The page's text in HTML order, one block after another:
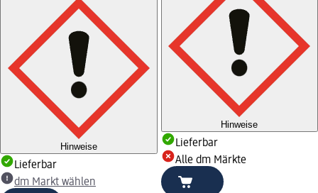
Hinweise
Lieferbar
dm Markt wählen
Hinweise
Lieferbar
Alle dm Märkte